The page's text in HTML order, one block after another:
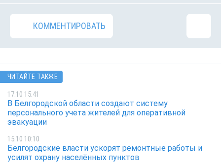
КОММЕНТИРОВАТЬ
ЧИТАЙТЕ ТАКЖЕ
17.10 15:41
В Белгородской области создают систему
персонального учета жителей для оперативной
эвакуации
15.10 10:10
Белгородские власти ускорят ремонтные работы и
усилят охрану населённых пунктов